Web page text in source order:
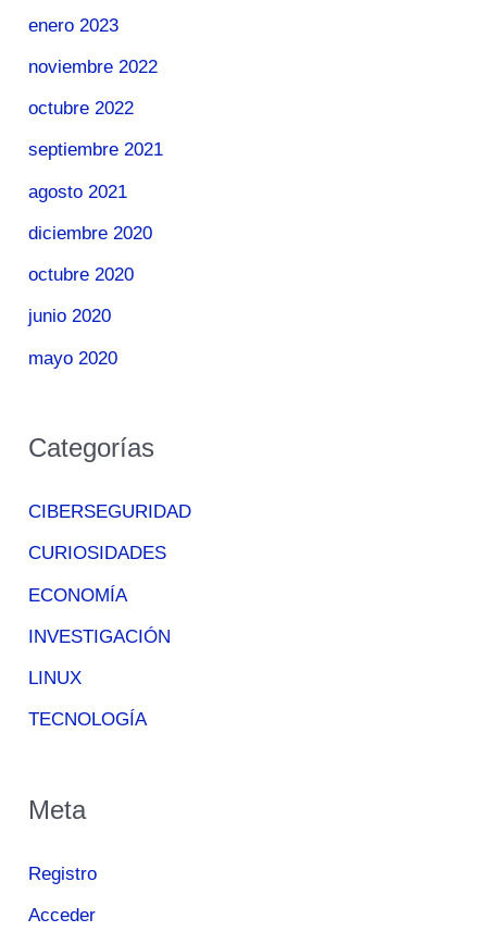
enero 2023
noviembre 2022
octubre 2022
septiembre 2021
agosto 2021
diciembre 2020
octubre 2020
junio 2020
mayo 2020
Categorías
CIBERSEGURIDAD
CURIOSIDADES
ECONOMÍA
INVESTIGACIÓN
LINUX
TECNOLOGÍA
Meta
Registro
Acceder